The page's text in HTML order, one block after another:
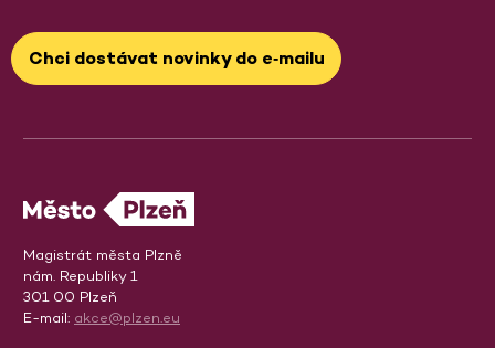
Chci dostávat novinky do e‑mailu
Magistrát města Plzně
nám. Republiky 1
301 00 Plzeň
E-mail: akce@plzen.eu